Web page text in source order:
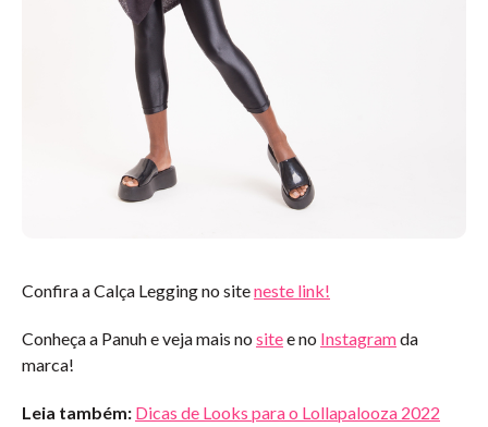
Confira a Calça Legging no siteneste link!
Conheça a Panuh e veja mais no sitee no Instagramda
marca!
Leia também: Dicas de Looks para o Lollapalooza 2022